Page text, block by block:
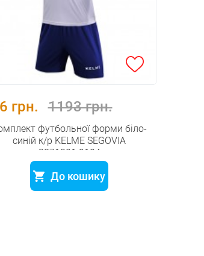
грн. 1193 грн.
футбольної форми біло-
синій к/р KELME SEGOVIA
3871001.9104
До кошику